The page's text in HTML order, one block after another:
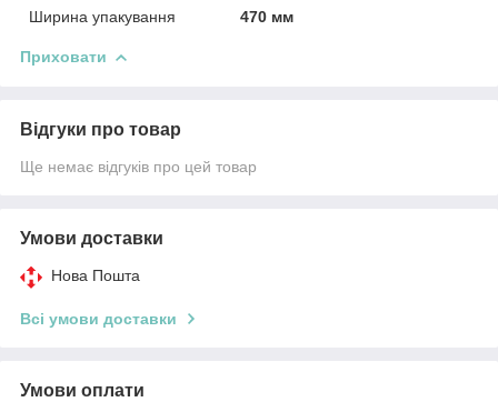
Ширина упакування
470 мм
Приховати
Відгуки про товар
Ще немає відгуків про цей товар
Умови доставки
Нова Пошта
Всі умови доставки
Умови оплати